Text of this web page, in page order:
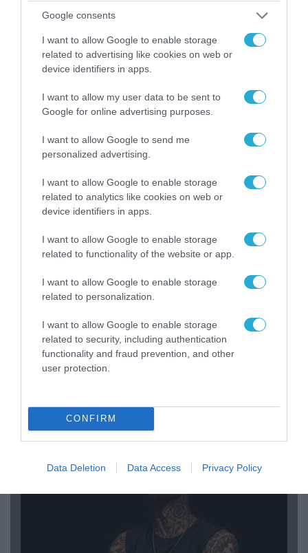
Google consents
I want to allow Google to enable storage
related to advertising like cookies on web or
device identifiers in apps.
I want to allow my user data to be sent to
Google for online advertising purposes.
I want to allow Google to send me
personalized advertising.
I want to allow Google to enable storage
related to analytics like cookies on web or
device identifiers in apps.
I want to allow Google to enable storage
related to functionality of the website or app.
I want to allow Google to enable storage
related to personalization.
I want to allow Google to enable storage
related to security, including authentication
functionality and fraud prevention, and other
user protection.
CONFIRM
Data Deletion Data Access Privacy Policy
07.08.2026 | 20:02
Ο Γιάννης Αλαφούζος «τέλειωσε» τον
απομάκρυνσής του
08.08.2026 | 14:02
«Φώτισε» το Κίεβο μετά από χτύπημα με
υπερηχητικό 3M22 Zircon: Σοκαρισμένος
ΠΟΛΙΤΙΚΗ